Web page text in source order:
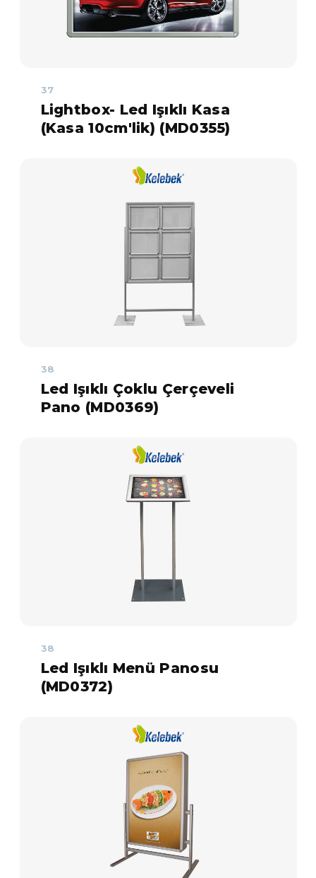
37
Lightbox- Led Işıklı Kasa
(Kasa 10cm'lik) (MD0355)
38
Led Işıklı Çoklu Çerçeveli
Pano (MD0369)
38
Led Işıklı Menü Panosu
(MD0372)